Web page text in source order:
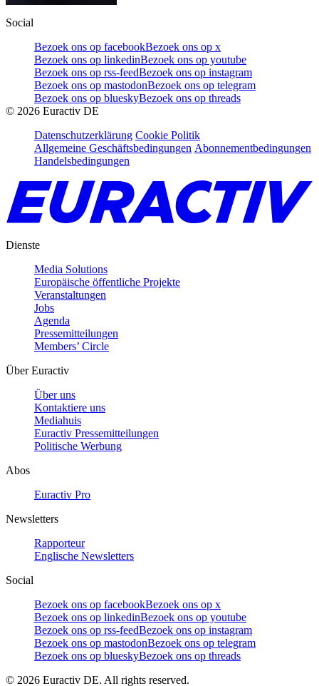
Social
Bezoek ons op facebookBezoek ons op x
Bezoek ons op linkedinBezoek ons op youtube
Bezoek ons op rss-feedBezoek ons op instagram
Bezoek ons op mastodonBezoek ons op telegram
Bezoek ons op blueskyBezoek ons op threads
© 2026 Euractiv DE
Datenschutzerklärung Cookie Politik
Allgemeine Geschäftsbedingungen Abonnementbedingungen
Handelsbedingungen
Dienste
Media Solutions
Europäische öffentliche Projekte
Veranstaltungen
Jobs
Agenda
Pressemitteilungen
Members’ Circle
Über Euractiv
Über uns
Kontaktiere uns
Mediahuis
Euractiv Pressemitteilungen
Politische Werbung
Abos
Euractiv Pro
Newsletters
Rapporteur
Englische Newsletters
Social
Bezoek ons op facebookBezoek ons op x
Bezoek ons op linkedinBezoek ons op youtube
Bezoek ons op rss-feedBezoek ons op instagram
Bezoek ons op mastodonBezoek ons op telegram
Bezoek ons op blueskyBezoek ons op threads
© 2026 Euractiv DE. All rights reserved.